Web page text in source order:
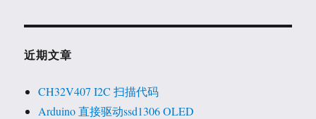
近期文章
CH32V407 I2C 扫描代码
Arduino 直接驱动ssd1306 OLED